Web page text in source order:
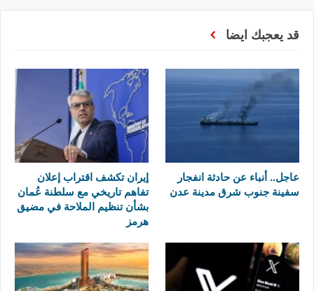
قد يعجبك ايضا
عاجل.. أنباء عن حادثة انفجار
سفينة جنوب شرق مدينة عدن
إيران تكشف اقتراب إعلان
تفاهم تاريخي مع سلطنة عُمان
بشأن تنظيم الملاحة في مضيق
هرمز